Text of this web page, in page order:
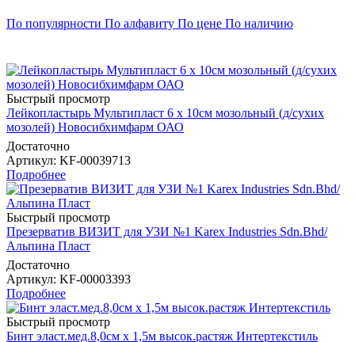
По популярности По алфавиту По цене По наличию
Быстрый просмотр
Лейкопластырь Мультипласт 6 х 10см мозольный (д/сухих
мозолей) Новосибхимфарм ОАО
Достаточно
Артикул: KF-00039713
Подробнее
Быстрый просмотр
Презерватив ВИЗИТ для УЗИ №1 Karex Industries Sdn.Bhd/
Альпина Пласт
Достаточно
Артикул: KF-00003393
Подробнее
Быстрый просмотр
Бинт эласт.мед.8,0см х 1,5м высок.растяж Интертекстиль